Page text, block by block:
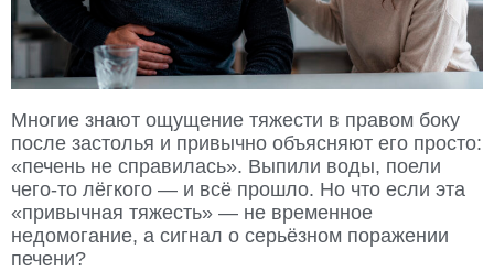
Многие знают ощущение тяжести в правом боку
после застолья и привычно объясняют его просто:
«печень не справилась». Выпили воды, поели
чего-то лёгкого — и всё прошло. Но что если эта
«привычная тяжесть» — не временное
недомогание, а сигнал о серьёзном поражении
печени?